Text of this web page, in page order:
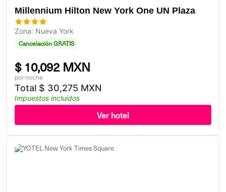
Millennium Hilton New York One UN Plaza
Zona: Nueva York
Cancelación GRATIS
$10,092 MXN
por noche
Total $ 30,275 MXN
Impuestos incluidos
Ver hotel